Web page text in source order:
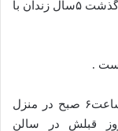
بعد حکم او به ۱۰ سال کاهش می‌یابد و پس از گذشت ۵سال زندان با
.
لرستانی درباره روز بازداشتش می‌گوید که ساعت۶ صبح در منزل
قبلش در سالن